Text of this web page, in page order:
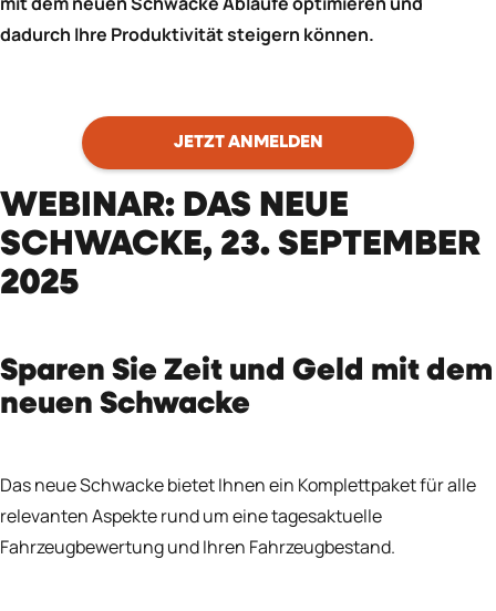
dadurch Ihre Produktivität steigern können.
JETZT ANMELDEN
WEBINAR: DAS NEUE
SCHWACKE, 23. SEPTEMBER
2025
Sparen Sie Zeit und Geld mit dem
neuen Schwacke
Das neue Schwacke bietet Ihnen ein Komplettpaket für alle
relevanten Aspekte rund um eine tagesaktuelle
Fahrzeugbewertung und Ihren Fahrzeugbestand.